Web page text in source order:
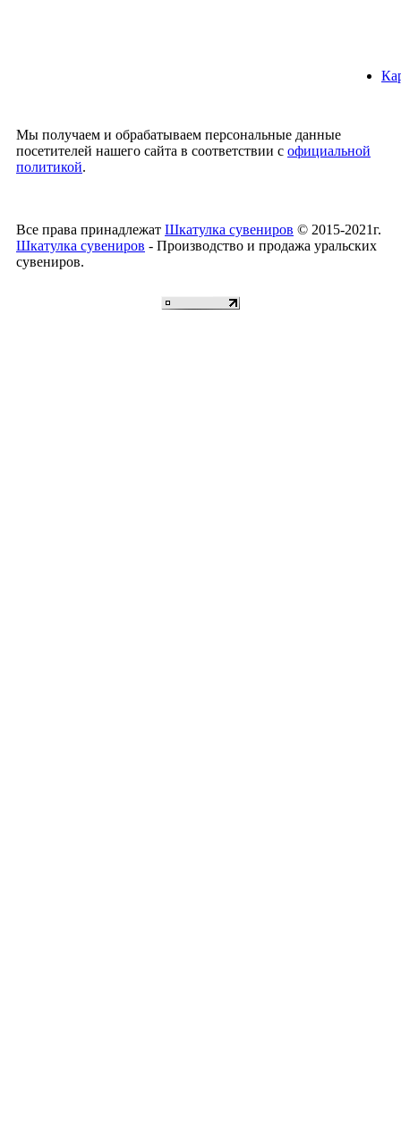
Мы получаем и обрабатываем персональные данные
посетителей нашего сайта в соответствии с официальной
политикой.
Все права принадлежат Шкатулка сувениров © 2015-2021г.
Шкатулка сувениров - Производство и продажа уральских
сувениров.